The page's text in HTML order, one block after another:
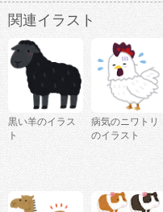
関連イラスト
黒い羊のイラス
ト
病気のニワトリ
のイラスト